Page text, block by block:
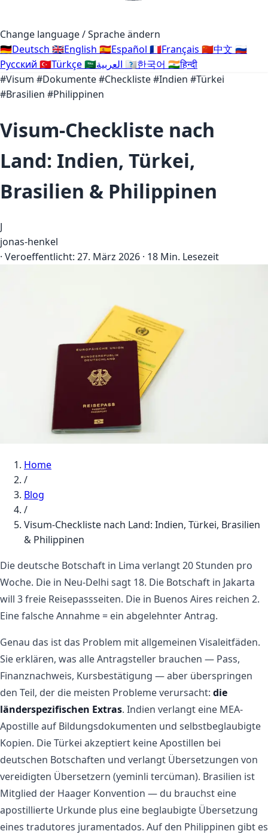
Change language / Sprache ändern
🇩🇪Deutsch 🇬🇧English 🇪🇸Español 🇫🇷Français 🇨🇳中文 🇷🇺
Русский 🇹🇷Türkçe🇸🇦 🇰🇷한국어 🇮🇳हिन्दी
#Visum #Dokumente#Checkliste#Indien #Türkei
#Brasilien #Philippinen
Visum-Checkliste nach
Land: Indien, Türkei,
Brasilien & Philippinen
J
jonas-henkel
· Veroeffentlicht: 27. März 2026 · 18 Min. Lesezeit
Home
/
Blog
/
Visum-Checkliste nach Land: Indien, Türkei, Brasilien
& Philippinen
Die deutsche Botschaft in Lima verlangt 20 Stunden pro
Woche. Die in Neu-Delhi sagt 18. Die Botschaft in Jakarta
will 3 freie Reisepassseiten. Die in Buenos Aires reichen 2.
Eine falsche Annahme = ein abgelehnter Antrag.
Genau das ist das Problem mit allgemeinen Visaleitfäden.
Sie erklären, was alle Antragsteller brauchen — Pass,
Finanznachweis, Kursbestätigung — aber überspringen
den Teil, der die meisten Probleme verursacht: die
länderspezifischen Extras. Indien verlangt eine MEA-
Apostille auf Bildungsdokumenten und selbstbeglaubigte
Kopien. Die Türkei akzeptiert keine Apostillen bei
deutschen Botschaften und verlangt Übersetzungen von
vereidigten Übersetzern (yeminli tercüman). Brasilien ist
Mitglied der Haager Konvention — du brauchst eine
apostillierte Urkunde plus eine beglaubigte Übersetzung
eines tradutores juramentados. Auf den Philippinen gibt es